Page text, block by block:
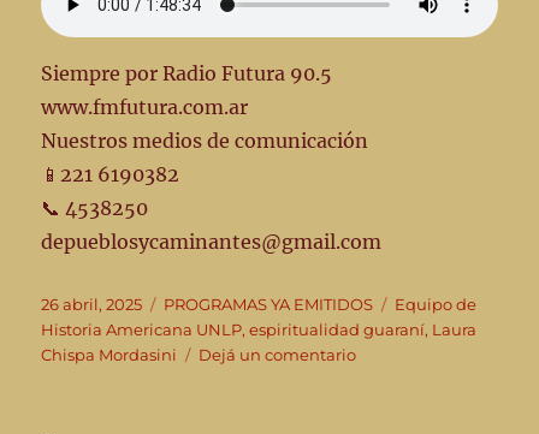
Siempre por Radio Futura 90.5
www.fmfutura.com.ar
Nuestros medios de comunicación
📱221 6190382
📞 4538250
depueblosycaminantes@gmail.com
Publicado
el
26 abril, 2025 Categorías
PROGRAMAS YA EMITIDOS Etiquetas
Equipo de
Historia Americana UNLP,espiritualidad guaraní, Laura
Chispa Mordasini
Dejá un comentarioen